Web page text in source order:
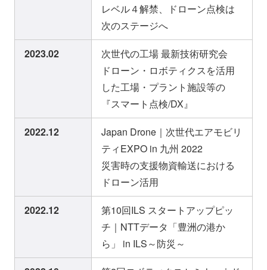
レベル４解禁、ドローン点検は
次のステージへ
2023.02
次世代の工場 最新技術研究会
ドローン・ロボティクスを活用
した工場・プラント施設等の
『スマート点検/DX』
2022.12
Japan Drone｜次世代エアモビリ
ティEXPO in 九州 2022
災害時の支援物資輸送における
ドローン活用
2022.12
第10回ILS スタートアップピッ
チ｜NTTデータ「豊洲の港か
ら」 in ILS～防災～